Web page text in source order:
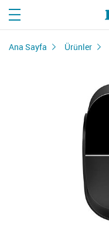
Ana Sayfa Ürünler